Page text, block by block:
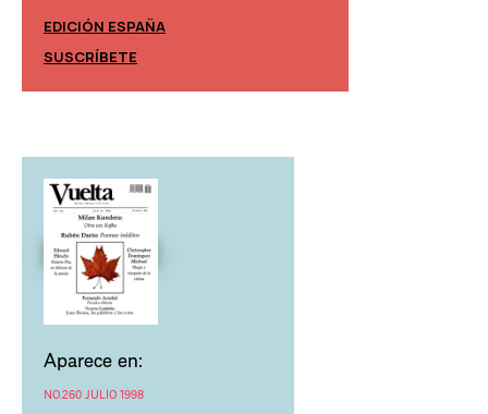
EDICIÓN ESPAÑA
SUSCRÍBETE
Aparece en:
NO.260 JULIO 1998